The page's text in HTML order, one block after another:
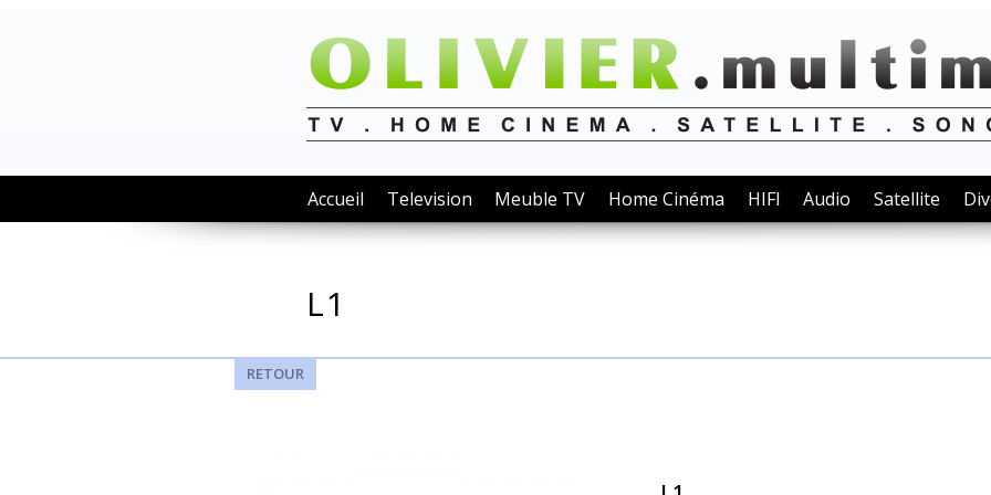
Accueil Television Meuble TV Home Cinéma HIFI Audio Satellite
L1
RETOUR